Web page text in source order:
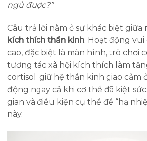
ngủ được?”
Câu trả lời nằm ở sự khác biệt giữa
kích thích thần kinh. Hoạt động
cao, đặc biệt là màn hình, trò chơi
tương tác xã hội kích thích làm
cortisol, giữ hệ thần kinh giao cảm
động ngay cả khi cơ thể đã kiệt
gian và điều kiện cụ thể để “hạ
này.